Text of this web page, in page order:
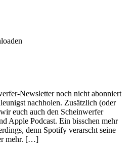
Newsletter noch nicht abonniert
nachholen. Zusätzlich (oder
euch auch den Scheinwerfer
Apple Podcast. Ein bisschen mehr
denn Spotify verarscht seine
mehr. […]